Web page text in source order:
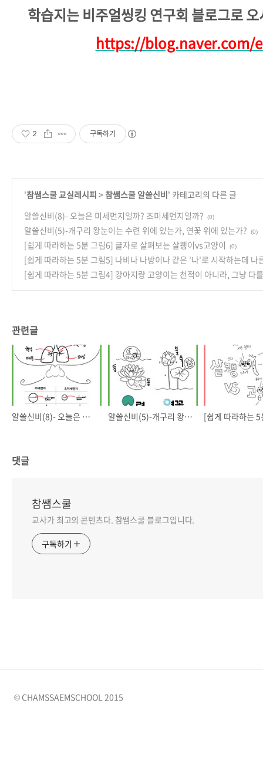
학습지는 비주얼씽킹 연구회 블로그로
https://blog.naver.com/
2 구독하기
'참쌤스쿨 교실레시피 > 참쌤스쿨 알쓸신비' 카테고리의 다른 글
알쓸신비(8)- 오늘은 미세먼지일까? 초미세먼지일까?
(0)
알쓸신비(5)-개구리 왕눈이는 수련 위에 있는가, 연꽃 위에 있는가? (0)
[쉽게 따라하는 5분 그림6] 글자로 살펴보는 살쾡이vs고양이 (0)
[쉽게 따라하는 5분 그림5] 나비나 나방이나 같은 '나'로 시작하는데 나
[쉽게 따라하는 5분 그림4] 강아지랑 고양이는 천적이 아니라, 그냥 다
관련글
알쓸신비(8)- 오늘은 미세먼지일까? 초미세먼지일까? 알쓸신비(5)-개구리 왕눈이는 수련 위에 있는가, 연꽃 위에 있는가?
댓글
참쌤스쿨
교사가 최고의 콘텐츠다. 참쌤스쿨 블로그입니다.
구독하기
© CHAMSSAEMSCHOOL 2015